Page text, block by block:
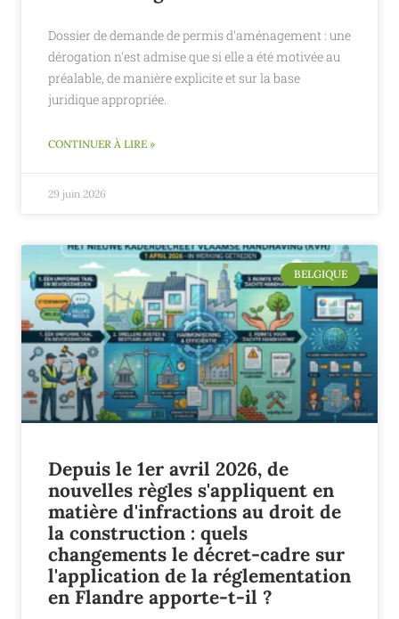
Dossier de demande de permis d'aménagement : une
dérogation n'est admise que si elle a été motivée au
préalable, de manière explicite et sur la base
juridique appropriée.
CONTINUER À LIRE »
29 juin 2026
BELGIQUE
Depuis le 1er avril 2026, de
nouvelles règles s'appliquent en
matière d'infractions au droit de
la construction : quels
changements le décret-cadre sur
l'application de la réglementation
en Flandre apporte-t-il ?